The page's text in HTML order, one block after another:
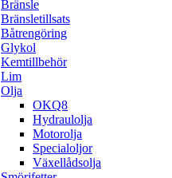
Bränsle
Bränsletillsats
Båtrengöring
Glykol
Kemtillbehör
Lim
Olja
OKQ8
Hydraulolja
Motorolja
Specialoljor
Växellådsolja